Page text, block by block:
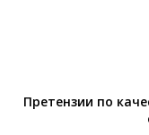
Претензии по